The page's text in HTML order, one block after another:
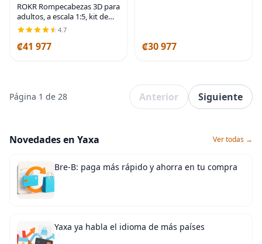
ROKR Rompecabezas 3D para
adultos, a escala 1:5, kit de
modelo de violonchelo con
base, 199 piezas, caja de
música de madera, kit de
4.7
₡41 977 ₡30 977
Página 1 de 28 Anterior Siguiente
Novedades en Yaxa Ver todas →
Bre-B: paga más rápido y ahorra en tu compra
Yaxa ya habla el idioma de más países